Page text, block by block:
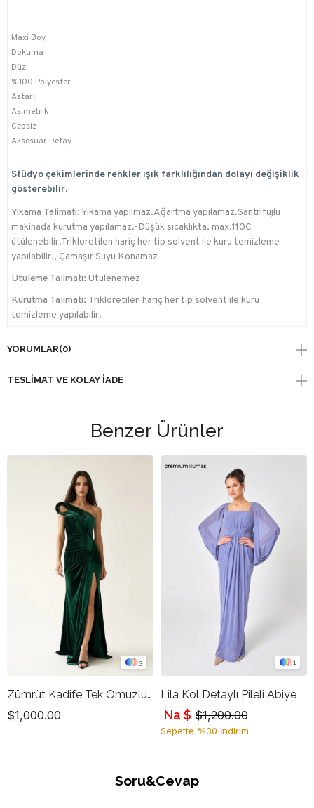
Maxi Boy
Dokuma
Düz
%100 Polyester
Astarlı
Asimetrik
Cepsiz
Aksesuar Detay
Stüdyo çekimlerinde renkler ışık farklılığından dolayı değişiklik
gösterebilir.
Yıkama Talimatı:Yıkama yapılmaz.Ağartma yapılamaz.Santrifüjlü
makinada kurutma yapılamaz.-Düşük sıcaklıkta, max.110C
ütülenebilir.Trikloretilen hariç her tip solvent ile kuru temizleme
yapılabilir., Çamaşır Suyu Konamaz
Ütüleme Talimatı: Ütülenemez
Kurutma Talimatı: Trikloretilen hariç her tip solvent ile kuru
temizleme yapılabilir.
YORUMLAR(0)
TESLIMAT VE KOLAY İADE
Benzer Ürünler
3
Zümrüt Kadife Tek Omuzlu Drapeli Uzun Abiye Elbise
$1,000.00
1
Lila Kol Detaylı Pileli Abiye
$1,200.00
Na $
Sepette %30 İndirim
Soru&Cevap